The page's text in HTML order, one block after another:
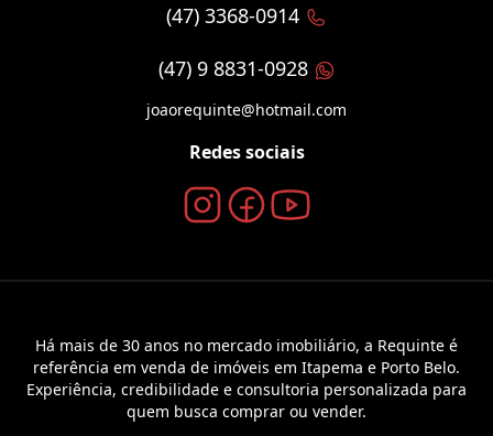
(47) 3368-0914
(47) 9 8831-0928
joaorequinte@hotmail.com
Redes sociais
Há mais de 30 anos no mercado imobiliário, a Requinte é
referência em venda de imóveis em Itapema e Porto Belo.
Experiência, credibilidade e consultoria personalizada para
quem busca comprar ou vender.